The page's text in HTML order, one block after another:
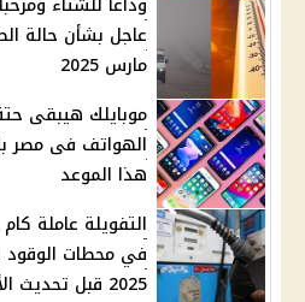
مارس 2025
موبايلك هيبقى
الهواتف فى مصر
هذا الموعد
التفويلة عاملة
2025 قبل تحديث الأسعار